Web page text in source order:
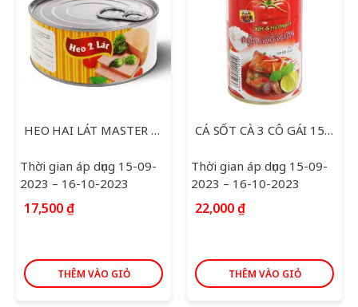
HEO HAI LÁT MASTER 170G
Thời gian áp dụng 15-09-
2023 – 16-10-2023
17,500₫
THÊM VÀO GIỎ
CÁ SỐT CÀ 3 CÔ GÁI 155G
Thời gian áp dụng 15-09-
2023 – 16-10-2023
22,000₫
THÊM VÀO GIỎ